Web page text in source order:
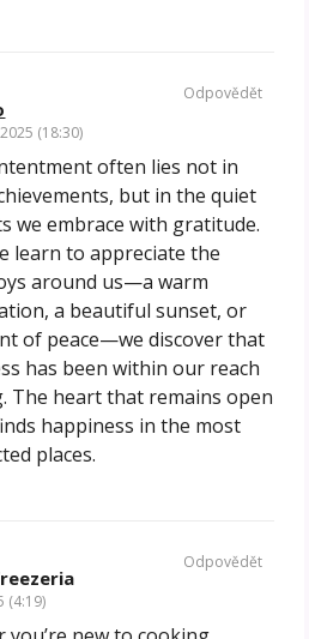
(18:30)
often lies not in
but in the quiet
we embrace with gratitude.
learn to appreciate the
around us—a warm
a beautiful sunset, or
of peace—we discover that
has been within our reach
The heart that remains open
happiness in the most
places.
Odpovědět
(4:19)
Odpovědět